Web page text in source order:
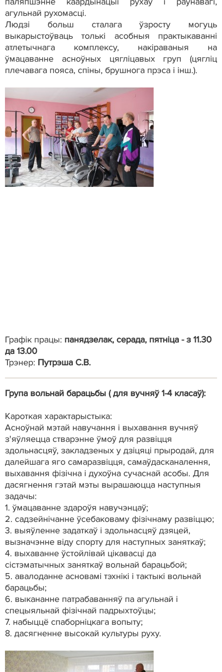
агульнай рухомасці.
Людзі больш сталага ўзросту могуць
выкарыстоўваць толькі асобныя практыкаванні
атлетычнага комплексу, накіраваныя на
ўмацаванне асноўных цягліцавых груп (цягліц
плечавага пояса, спіны, брушнога прэса і інш.).
Графік працы: панядзелак, серада, пятніца - з 11.30
да 13.00
Трэнер: Путрэша С.В.
Група вольнай барацьбы ( для вучняў 1-4 класаў):
Кароткая характарыстыка:
Асноўнай мэтай навучання і выхавання вучняў
з'яўляецца стварэнне ўмоў для развіцця
здольнасцяў, закладзеных у дзіцяці прыродай, для
далейшага яго самаразвіцця, самаўдасканалення,
выхавання фізічна і духоўна сучаснай асобы. Для
дасягнення гэтай мэты вырашаюцца наступныя
задачы:
1. ўмацаванне здароўя навучэнцаў;
2. садзейнічанне ўсебаковаму фізічнаму развіццю;
3. выяўленне задаткаў і здольнасцяў дзяцей,
вызначэнне віду спорту для наступных заняткаў;
4. выхаванне ўстойлівай цікавасці да
сістэматычных заняткаў вольнай барацьбой;
5. авалоданне асновамі тэхнікі і тактыкі вольнай
барацьбы;
6. выкананне патрабаванняў па агульнай і
спецыяльнай фізічнай падрыхтоўцы;
7. набыццё спаборніцкага вопыту;
8. дасягненне высокай культуры руху.